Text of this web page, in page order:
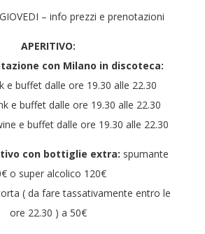
– info prezzi e prenotazioni
APERITIVO:
con Milano in discoteca:
e buffet dalle ore 19.30 alle 22.30
e buffet dalle ore 19.30 alle 22.30
e buffet dalle ore 19.30 alle 22.30
con bottiglie extra: spumante
o super alcolico 120€
( da fare tassativamente entro le
ore 22.30 ) a 50€